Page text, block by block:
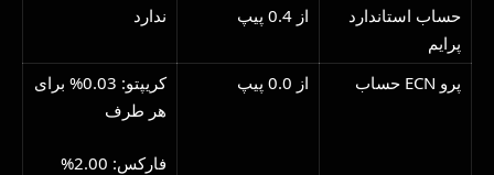
حساب استاندارد
پرایم
از 0.4 پیپ ندارد
پرو ECN حساب از 0.0 پیپ
کریپتو: 0.03% برای
هر طرف
فارکس: 2.00%